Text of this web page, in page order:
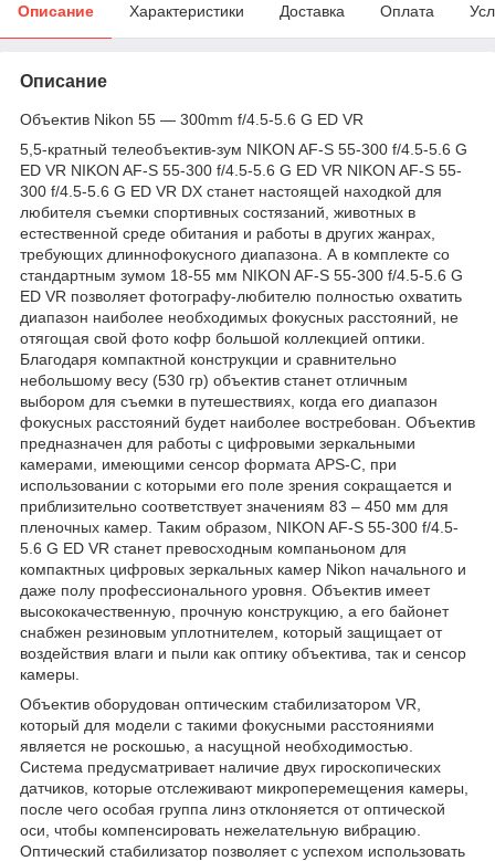
Описание Характеристики Доставка Оплата
Описание
Объектив Nikon 55 ― 300mm f/4.5-5.6 G ED VR
5,5-кратный телеобъектив-зум NIKON AF-S 55-300 f/4.5-5.6 G
ED VR NIKON AF-S 55-300 f/4.5-5.6 G ED VR NIKON AF-S 55-
300 f/4.5-5.6 G ED VR DX станет настоящей находкой для
любителя съемки спортивных состязаний, животных в
естественной среде обитания и работы в других жанрах,
требующих длиннофокусного диапазона. А в комплекте со
стандартным зумом 18-55 мм NIKON AF-S 55-300 f/4.5-5.6 G
ED VR позволяет фотографу-любителю полностью охватить
диапазон наиболее необходимых фокусных расстояний, не
отягощая свой фото кофр большой коллекцией оптики.
Благодаря компактной конструкции и сравнительно
небольшому весу (530 гр) объектив станет отличным
выбором для съемки в путешествиях, когда его диапазон
фокусных расстояний будет наиболее востребован. Объектив
предназначен для работы с цифровыми зеркальными
камерами, имеющими сенсор формата APS-C, при
использовании с которыми его поле зрения сокращается и
приблизительно соответствует значениям 83 – 450 мм для
пленочных камер. Таким образом, NIKON AF-S 55-300 f/4.5-
5.6 G ED VR станет превосходным компаньоном для
компактных цифровых зеркальных камер Nikon начального и
даже полу профессионального уровня. Объектив имеет
высококачественную, прочную конструкцию, а его байонет
снабжен резиновым уплотнителем, который защищает от
воздействия влаги и пыли как оптику объектива, так и сенсор
камеры.
Объектив оборудован оптическим стабилизатором VR,
который для модели с такими фокусными расстояниями
является не роскошью, а насущной необходимостью.
Система предусматривает наличие двух гироскопических
датчиков, которые отслеживают микроперемещения камеры,
после чего особая группа линз отклоняется от оптической
оси, чтобы компенсировать нежелательную вибрацию.
Оптический стабилизатор позволяет с успехом использовать